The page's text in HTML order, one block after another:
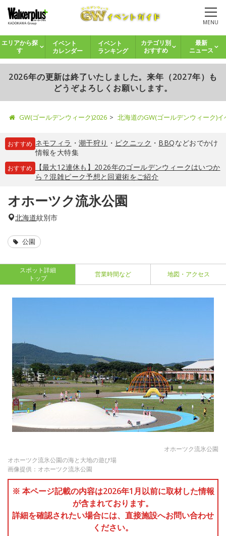
MENU
エリアから探
す
イベント
カレンダー
イベント
ランキング
カテゴリ別
おすすめ
最新
ニュース
2026年の更新は終了いたしました。来年（2027年）も
どうぞよろしくお願いします。
GW(ゴールデンウィーク)2026 北海道のGW(ゴールデンウィーク)
おすすめ ネモフィラ ・ 潮干狩り ・ ピクニック ・ BBQなどおでかけ
情報を大特集
おすすめ
【最大12連休も】2026年のゴールデンウィークはいつか
ら？混雑ピーク予想と回避術をご紹介
オホーツク流氷公園
北海道紋別市
公園
スポット詳細
トップ
営業時間など 地図・アクセス
オホーツク流氷公園
オホーツク流氷公園の海と大地の遊び場
画像提供：オホーツク流氷公園
※ 本ページ記載の内容は2026年1月以前に取材した情報
が含まれております。
詳細を確認されたい場合には、直接施設へお問い合わせ
ください。